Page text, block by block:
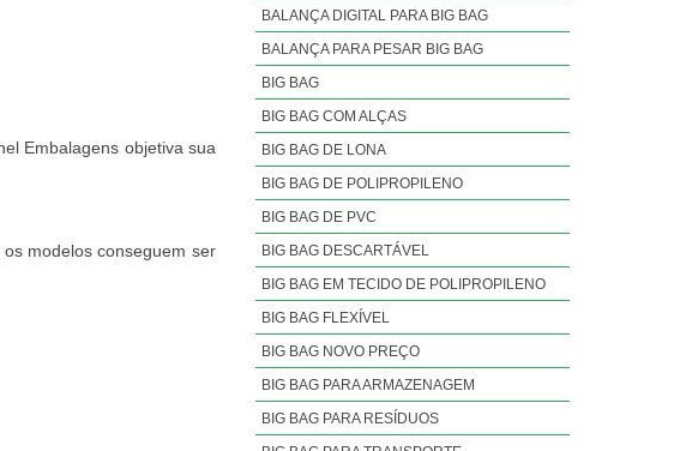
Embalagens objetiva sua
modelos conseguem ser
BALANÇA DIGITAL PARA BIG BAG
BALANÇA PARA PESAR BIG BAG
BIG BAG
BIG BAG COM ALÇAS
BIG BAG DE LONA
BIG BAG DE POLIPROPILENO
BIG BAG DE PVC
BIG BAG DESCARTÁVEL
BIG BAG EM TECIDO DE POLIPROPILENO
BIG BAG FLEXÍVEL
BIG BAG NOVO PREÇO
BIG BAG PARA ARMAZENAGEM
BIG BAG PARA RESÍDUOS